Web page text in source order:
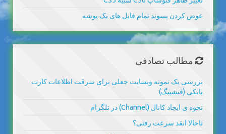
عوض کردن پسوند تمام فایل های یک پوشه
مطالب تصادفی
بررسی یک نمونه وبسایت جعلی برای سرقت اطلاعات کارت
بانکی (فیشینگ)
نحوه ی ایجاد کانال (Channel) در تلگرام
تاحالا انقد سرعت رفتی؟